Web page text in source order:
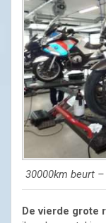
30000km beurt
De vierde grote